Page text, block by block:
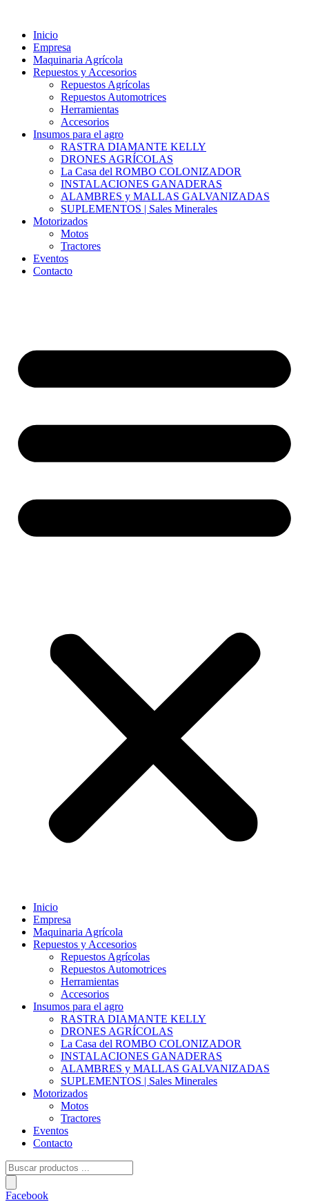
contenido
Inicio
Empresa
Maquinaria Agrícola
Repuestos y Accesorios
Repuestos Agrícolas
Repuestos Automotrices
Herramientas
Accesorios
Insumos para el agro
RASTRA DIAMANTE KELLY
DRONES AGRÍCOLAS
La Casa del ROMBO COLONIZADOR
INSTALACIONES GANADERAS
ALAMBRES y MALLAS GALVANIZADAS
SUPLEMENTOS | Sales Minerales
Motorizados
Motos
Tractores
Eventos
Contacto
Inicio
Empresa
Maquinaria Agrícola
Repuestos y Accesorios
Repuestos Agrícolas
Repuestos Automotrices
Herramientas
Accesorios
Insumos para el agro
RASTRA DIAMANTE KELLY
DRONES AGRÍCOLAS
La Casa del ROMBO COLONIZADOR
INSTALACIONES GANADERAS
ALAMBRES y MALLAS GALVANIZADAS
SUPLEMENTOS | Sales Minerales
Motorizados
Motos
Tractores
Eventos
Contacto
Búsqueda
de
productos
Facebook